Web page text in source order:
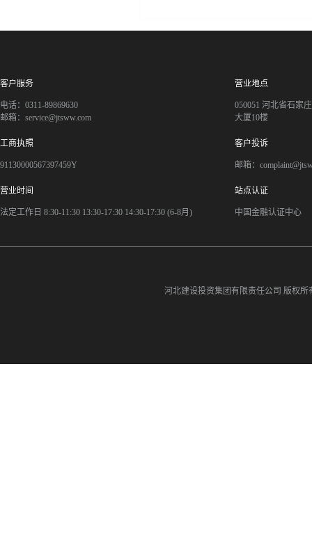
客户服务
电话：0311-89869630
邮箱：service@jtsww.com
营业地点
050051 河北省石家
大厦10楼
工商执照
91130000567397459Y
客户投诉
邮箱：
营业时间
法定工作日 8:30-11:30 13:30-17:30 14:30-17:30 (6-8月)
站点认证
中国金融认证中心
河北建设投资集团有限责任公司 版权所